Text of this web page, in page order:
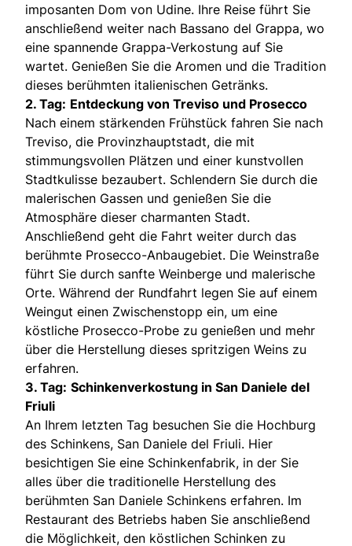
imposanten Dom von Udine. Ihre Reise führt Sie
anschließend weiter nach Bassano del Grappa, wo
eine spannende Grappa-Verkostung auf Sie
wartet. Genießen Sie die Aromen und die Tradition
dieses berühmten italienischen Getränks.
2. Tag: Entdeckung von Treviso und Prosecco
Nach einem stärkenden Frühstück fahren Sie nach
Treviso, die Provinzhauptstadt, die mit
stimmungsvollen Plätzen und einer kunstvollen
Stadtkulisse bezaubert. Schlendern Sie durch die
malerischen Gassen und genießen Sie die
Atmosphäre dieser charmanten Stadt.
Anschließend geht die Fahrt weiter durch das
berühmte Prosecco-Anbaugebiet. Die Weinstraße
führt Sie durch sanfte Weinberge und malerische
Orte. Während der Rundfahrt legen Sie auf einem
Weingut einen Zwischenstopp ein, um eine
köstliche Prosecco-Probe zu genießen und mehr
über die Herstellung dieses spritzigen Weins zu
erfahren.
3. Tag: Schinkenverkostung in San Daniele del
Friuli
An Ihrem letzten Tag besuchen Sie die Hochburg
des Schinkens, San Daniele del Friuli. Hier
besichtigen Sie eine Schinkenfabrik, in der Sie
alles über die traditionelle Herstellung des
berühmten San Daniele Schinkens erfahren. Im
Restaurant des Betriebs haben Sie anschließend
die Möglichkeit, den köstlichen Schinken zu